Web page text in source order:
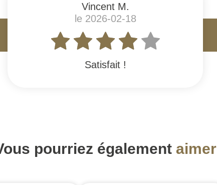
Vincent M.
le 2026-02-18
Satisfait !
pourriez également aimer